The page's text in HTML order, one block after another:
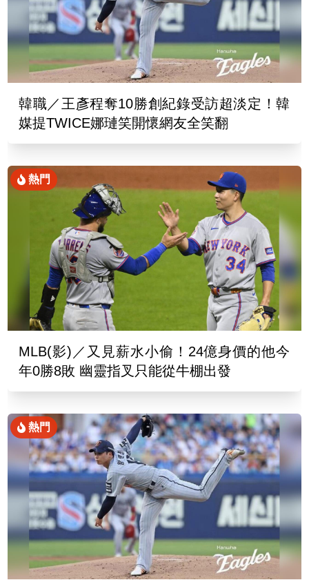
韓職／王彥程奪10勝創紀錄受訪超淡定！韓
媒提TWICE娜璉笑開懷網友全笑翻
熱門
MLB(影)／又見薪水小偷！24億身價的他今
年0勝8敗 幽靈指叉只能從牛棚出發
熱門